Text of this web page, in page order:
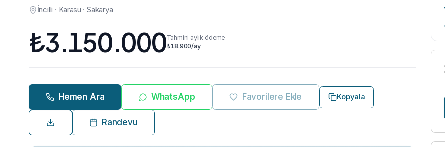
İncilli · Karasu · Sakarya
₺3.150.000Tahmini aylık ödeme
₺18.900/ay
Hemen Ara WhatsApp Favorilere Ekle Kopyala
Randevu